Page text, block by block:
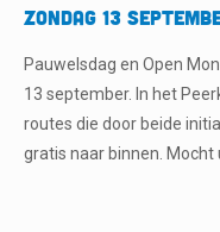
Zondag 13
Pauwelsdag en Open
13 september. In het
routes die door beide
gratis naar binnen. Mocht